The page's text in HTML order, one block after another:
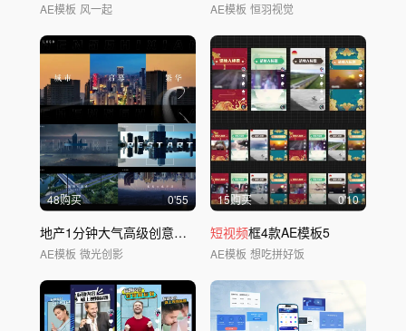
AE模板 风一起 AE模板 恒羽视觉
48购买 0'55
地产1分钟大气高级创意概念 短视频广告
AE模板 微光创影
15购买 0'10
短视频框4款AE模板5
AE模板 想吃拼好饭